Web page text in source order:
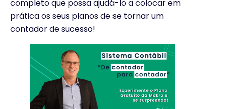
completo que possa ajudá-lo a colocar em
prática os seus planos de se tornar um
contador de sucesso!